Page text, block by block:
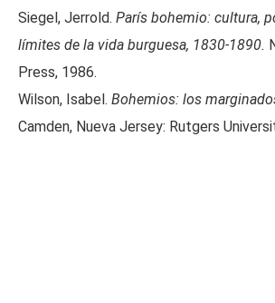
Siegel, Jerrold. París bohemio: cultura,
límites de la vida burguesa, 1830-1890.
Press, 1986.
Wilson, Isabel. Bohemios: los
Camden, Nueva Jersey: Rutgers